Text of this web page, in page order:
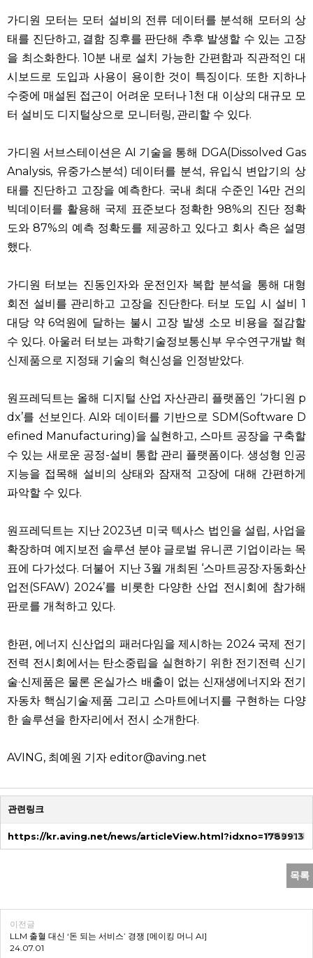
가디원 모터는 모터 설비의 전류 데이터를 분석해 모터의 상
태를 진단하고, 결함 징후를 판단해 추후 발생할 수 있는 고장
을 최소화한다. 10분 내로 설치 가능한 간편함과 직관적인 대
시보드로 도입과 사용이 용이한 것이 특징이다. 또한 지하나
수중에 매설된 접근이 어려운 모터나 1천 대 이상의 대규모 모
터 설비도 디지털상으로 모니터링, 관리할 수 있다.
가디원 서브스테이션은 AI 기술을 통해 DGA(Dissolved Gas
Analysis, 유중가스분석) 데이터를 분석, 유입식 변압기의 상
태를 진단하고 고장을 예측한다. 국내 최대 수준인 14만 건의
빅데이터를 활용해 국제 표준보다 정확한 98%의 진단 정확
도와 87%의 예측 정확도를 제공하고 있다고 회사 측은 설명
했다.
가디원 터보는 진동인자와 운전인자 복합 분석을 통해 대형
회전 설비를 관리하고 고장을 진단한다. 터보 도입 시 설비 1
대당 약 6억원에 달하는 불시 고장 발생 소모 비용을 절감할
수 있다. 아울러 터보는 과학기술정보통신부 우수연구개발 혁
신제품으로 지정돼 기술의 혁신성을 인정받았다.
원프레딕트는 올해 디지털 산업 자산관리 플랫폼인 ‘가디원 p
dx’를 선보인다. AI와 데이터를 기반으로 SDM(Software D
efined Manufacturing)을 실현하고, 스마트 공장을 구축할
수 있는 새로운 공정-설비 통합 관리 플랫폼이다. 생성형 인공
지능을 접목해 설비의 상태와 잠재적 고장에 대해 간편하게
파악할 수 있다.
원프레딕트는 지난 2023년 미국 텍사스 법인을 설립, 사업을
확장하며 예지보전 솔루션 분야 글로벌 유니콘 기업이라는 목
표에 다가섰다. 더불어 지난 3월 개최된 ‘스마트공장·자동화산
업전(SFAW) 2024’를 비롯한 다양한 산업 전시회에 참가해
판로를 개척하고 있다.
한편, 에너지 신산업의 패러다임을 제시하는 2024 국제 전기
전력 전시회에서는 탄소중립을 실현하기 위한 전기전력 신기
술·신제품은 물론 온실가스 배출이 없는 신재생에너지와 전기
자동차 핵심기술·제품 그리고 스마트에너지를 구현하는 다양
한 솔루션을 한자리에서 전시 소개한다.
AVING, 최예원 기자 editor@aving.net
관련링크
https://kr.aving.net/news/articleView.html?idxno=1789913
1133회 연결
목록
이전글
LLM 출혈 대신 ‘돈 되는 서비스’ 경쟁 [메이킹 머니 AI]
24.07.01